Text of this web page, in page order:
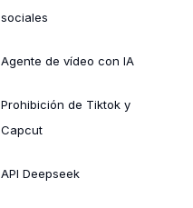
sociales
Agente de vídeo con IA
Prohibición de Tiktok y
Capcut
API Deepseek